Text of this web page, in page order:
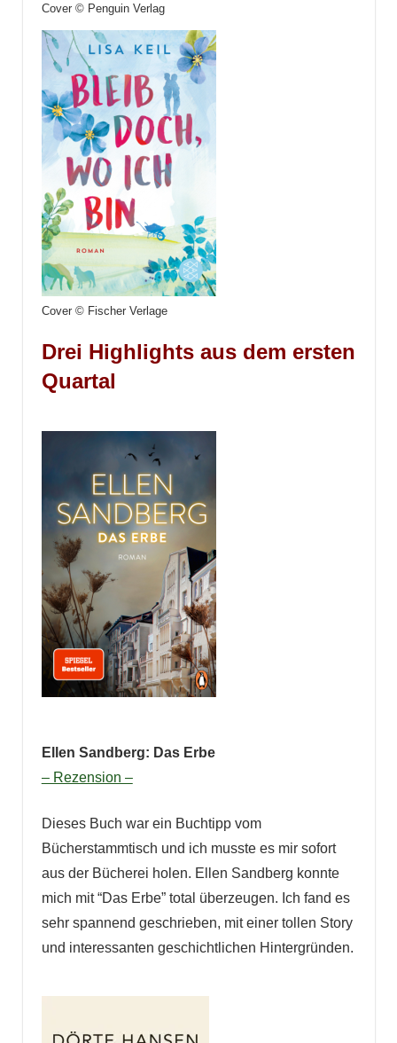
Cover © Penguin Verlag
Cover © Fischer Verlage
Drei Highlights aus dem ersten
Quartal
Ellen Sandberg: Das Erbe
– Rezension –
Dieses Buch war ein Buchtipp vom
Bücherstammtisch und ich musste es mir sofort
aus der Bücherei holen. Ellen Sandberg konnte
mich mit “Das Erbe” total überzeugen. Ich fand es
sehr spannend geschrieben, mit einer tollen Story
und interessanten geschichtlichen Hintergründen.